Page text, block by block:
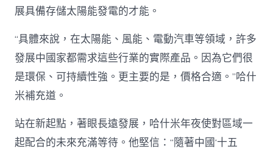
展具備存儲太陽能發電的才能。
“具體來說，在太陽能、風能、電動汽車等領域，許多
發展中國家都需求這些行業的實際產品。因為它們很
是環保、可持續性強。更主要的是，價格合適。”哈什
米補充道。
站在新起點，著眼長遠發展，哈什米年夜使對區域一
起配合的未來充滿等待。他堅信：“隨著中國‘十五